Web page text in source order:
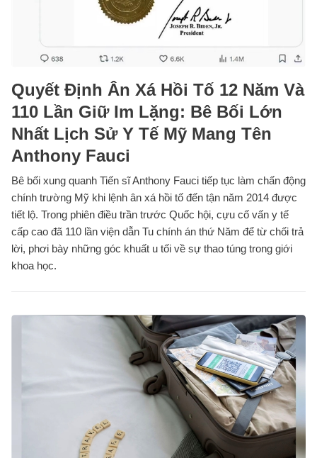
Quyết Định Ân Xá Hồi Tố 12 Năm Và
110 Lần Giữ Im Lặng: Bê Bối Lớn
Nhất Lịch Sử Y Tế Mỹ Mang Tên
Anthony Fauci
Bê bối xung quanh Tiến sĩ Anthony Fauci tiếp tục làm chấn động
chính trường Mỹ khi lệnh ân xá hồi tố đến tận năm 2014 được
tiết lộ. Trong phiên điều trần trước Quốc hội, cựu cố vấn y tế
cấp cao đã 110 lần viện dẫn Tu chính án thứ Năm để từ chối trả
lời, phơi bày những góc khuất u tối về sự thao túng trong giới
khoa học.